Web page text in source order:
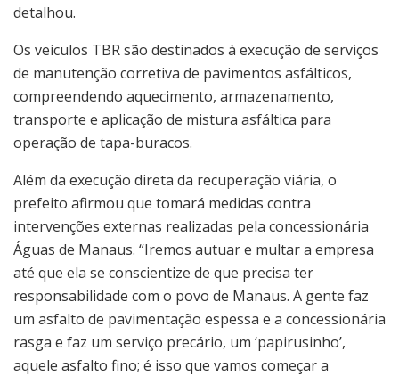
detalhou.
Os veículos TBR são destinados à execução de serviços
de manutenção corretiva de pavimentos asfálticos,
compreendendo aquecimento, armazenamento,
transporte e aplicação de mistura asfáltica para
operação de tapa-buracos.
Além da execução direta da recuperação viária, o
prefeito afirmou que tomará medidas contra
intervenções externas realizadas pela concessionária
Águas de Manaus. “Iremos autuar e multar a empresa
até que ela se conscientize de que precisa ter
responsabilidade com o povo de Manaus. A gente faz
um asfalto de pavimentação espessa e a concessionária
rasga e faz um serviço precário, um ‘papirusinho’,
aquele asfalto fino; é isso que vamos começar a